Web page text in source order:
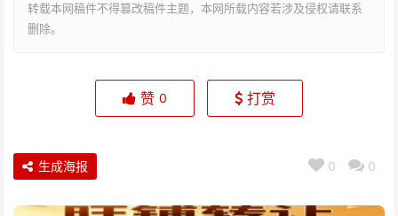
转载本网稿件不得篡改稿件主题，本网所载内容若涉及侵权请联系
删除。
赞 0 打赏
0 0
生成海报